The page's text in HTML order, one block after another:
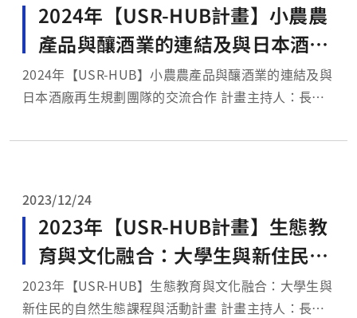
2024年【USR-HUB計畫】小農農
產品與釀酒業的連結及與日本酒廠
再生規劃團隊的交流合作
2024年【USR-HUB】小農農產品與釀酒業的連結及與
日本酒廠再生規劃團隊的交流合作 計畫主持人：長庚
品，結合釀酒產業，讓處於弱勢的農業能被更多人看
2023/12/24
2023年【USR-HUB計畫】生態教
育與文化融合：大學生與新住民的
自然生態課程與活動計畫
2023年【USR-HUB】生態教育與文化融合：大學生與
新住民的自然生態課程與活動計畫 計畫主持人：長庚